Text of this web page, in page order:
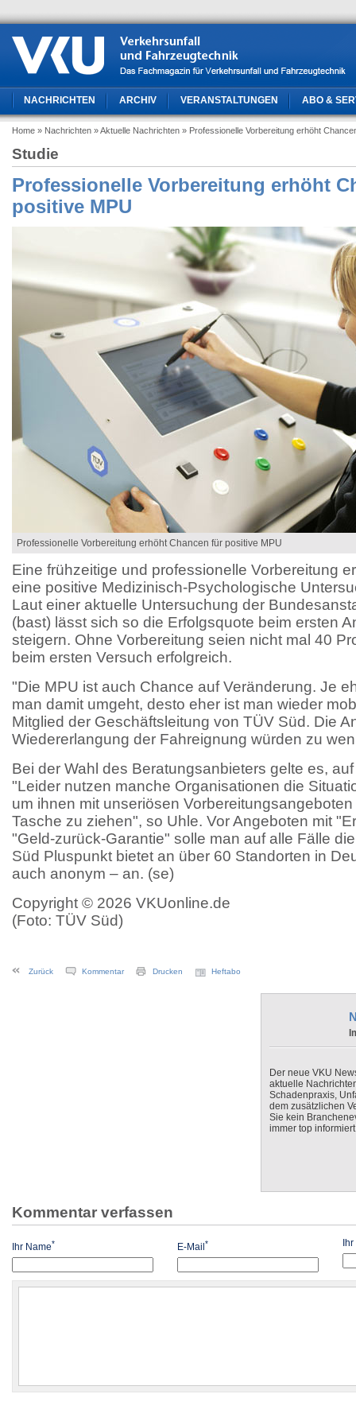
NACHRICHTEN ARCHIV VERANSTALTUNGEN ABO &
Home » Nachrichten » Aktuelle Nachrichten » Professionelle Vorbereitung erhöht
Studie
Professionelle Vorbereitung erhöht
positive MPU
Professionelle Vorbereitung erhöht Chancen für positive MPU
Eine frühzeitige und professionelle Vorbereitung
eine positive Medizinisch-Psychologische
Laut einer aktuelle Untersuchung der
(bast) lässt sich so die Erfolgsquote beim ersten
steigern. Ohne Vorbereitung seien nicht mal 40
beim ersten Versuch erfolgreich.
"Die MPU ist auch Chance auf Veränderung. Je
man damit umgeht, desto eher ist man wieder
Mitglied der Geschäftsleitung von TÜV Süd. Die
Wiedererlangung der Fahreignung würden zu
Bei der Wahl des Beratungsanbieters gelte es,
"Leider nutzen manche Organisationen die
um ihnen mit unseriösen
Tasche zu ziehen", so Uhle. Vor Angeboten mit
"Geld-zurück-Garantie" solle man auf alle Fälle
Süd Pluspunkt bietet an über 60 Standorten in
auch anonym – an. (se)
Copyright © 2026 VKUonline.de
(Foto: TÜV Süd)
Zurück Kommentar Drucken Heftabo
Der neue VKU
aktuelle
Schadenpraxis,
dem zusätzlichen
Sie kein
immer top
Kommentar verfassen
Ihr Name* E-Mail *